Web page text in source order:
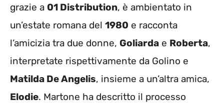
grazie a 01 Distribution, è ambientato in
un’estate romana del 1980 e racconta
l’amicizia tra due donne, Goliarda e Roberta,
interpretate rispettivamente da Golino e
Matilda De Angelis, insieme a un’altra amica,
Elodie. Martone ha descritto il processo